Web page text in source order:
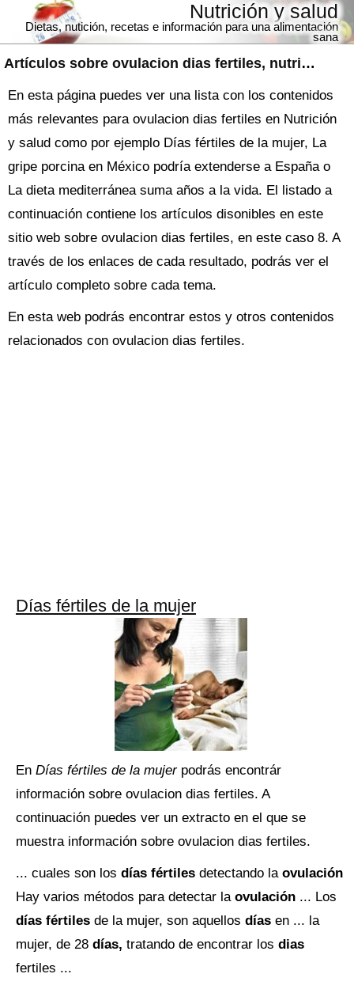
Artículos sobre ovulacion dias fertiles, nutrición y salud
Nutrición y salud
Dietas, nutición, recetas e información para una alimentación
sana
En esta página puedes ver una lista con los contenidos
más relevantes para ovulacion dias fertiles en Nutrición
y salud como por ejemplo Días fértiles de la mujer, La
gripe porcina en México podría extenderse a España o
La dieta mediterránea suma años a la vida. El listado a
continuación contiene los artículos disonibles en este
sitio web sobre ovulacion dias fertiles, en este caso 8. A
través de los enlaces de cada resultado, podrás ver el
artículo completo sobre cada tema.
En esta web podrás encontrar estos y otros contenidos
relacionados con ovulacion dias fertiles.
Días fértiles de la mujer
En Días fértiles de la mujerpodrás encontrár
información sobre ovulacion dias fertiles. A
continuación puedes ver un extracto en el que se
muestra información sobre ovulacion dias fertiles.
... cuales son los días fértiles detectando la ovulación
Hay varios métodos para detectar la ovulación ... Los
días fértiles de la mujer, son aquellos días en ... la
mujer, de 28 días, tratando de encontrar los dias
fertiles ...